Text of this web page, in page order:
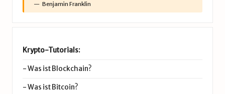
Benjamin Franklin
Krypto-Tutorials:
-Was ist Blockchain?
-Was ist Bitcoin?